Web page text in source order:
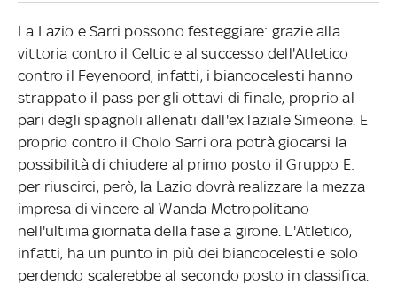
La Lazio e Sarri possono festeggiare: grazie alla
vittoria contro il Celtic e al successo dell'Atletico
contro il Feyenoord, infatti, i biancocelesti hanno
strappato il pass per gli ottavi di finale, proprio al
pari degli spagnoli allenati dall'ex laziale Simeone. E
proprio contro il Cholo Sarri ora potrà giocarsi la
possibilità di chiudere al primo posto il Gruppo E:
per riuscirci, però, la Lazio dovrà realizzare la mezza
impresa di vincere al Wanda Metropolitano
nell'ultima giornata della fase a girone. L'Atletico,
infatti, ha un punto in più dei biancocelesti e solo
perdendo scalerebbe al secondo posto in classifica.